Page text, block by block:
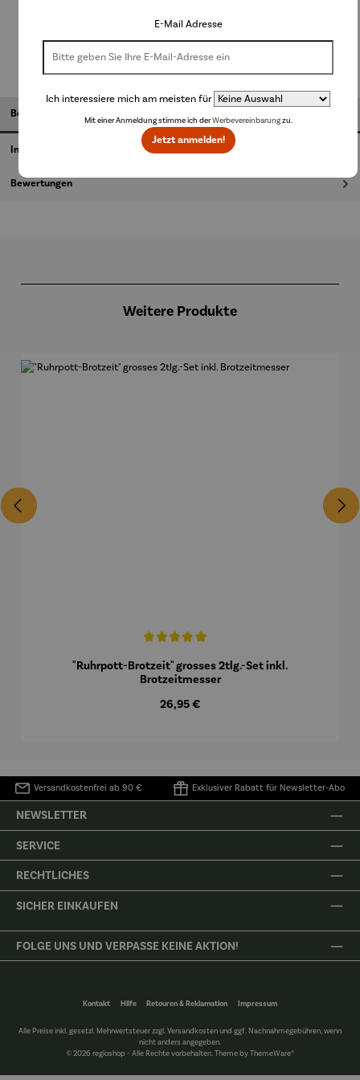
Beschreibung
Informationen zum Hersteller
Bewertungen
Weitere Produkte
"Ruhrpott-Brotzeit" grosses 2tlg.-Set inkl.
Brotzeitmesser
Regulärer Preis:
26,95 €
Versandkostenfrei ab 90 € Exklusiver Rabatt für Newsletter-Abo
NEWSLETTER
SERVICE
RECHTLICHES
SICHER EINKAUFEN
FOLGE UNS UND VERPASSE KEINE AKTION!
Kontakt Hilfe Retouren & Reklamation Impressum
Alle Preise inkl. gesetzl. Mehrwertsteuer zzgl.Versandkostenund ggf. Nachnahmegebühren, wenn
nicht anders angegeben.
© 2026 regioshop - Alle Rechte vorbehalten. Theme byThemeWare®
E-Mail Adresse
Ich interessiere mich am meisten für
Mit einer Anmeldung stimme ich derWerbevereinbarungzu.
Jetzt anmelden!